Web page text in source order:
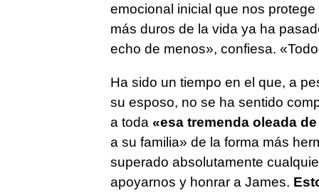
emocional inicial que nos
más duros de la vida ya ha
echo de menos», confiesa.
Ha sido un tiempo en el que, a
su esposo, no se ha sentido
a toda «esa tremenda oleada
a su familia» de la forma más
superado absolutamente
apoyarnos y honrar a James.